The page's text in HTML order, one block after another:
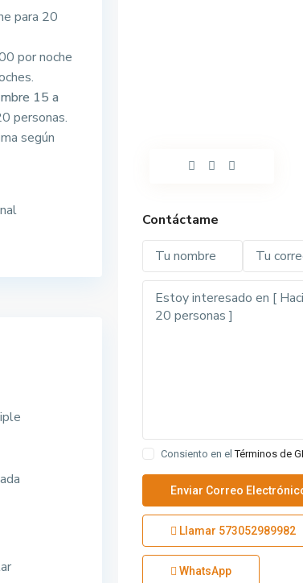
para 20
por noche
15 a
personas.
según
Contáctame
Consiento en elTérminos de
Llamar 573052989982
WhatsApp